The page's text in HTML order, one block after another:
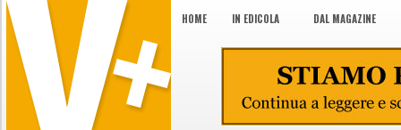
HOME IN EDICOLA DAL MAGAZINE